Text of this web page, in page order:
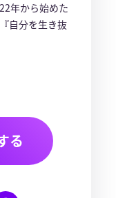
年から始めた
自分を生き抜
る